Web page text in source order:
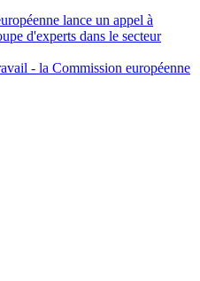
lance un appel à
d'experts dans le secteur
- la Commission européenne